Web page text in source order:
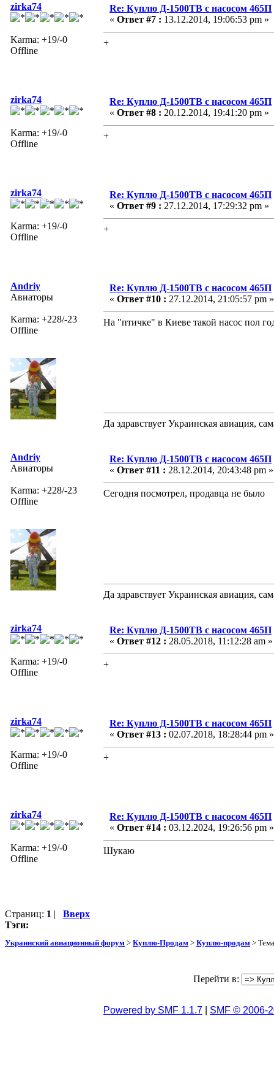
zirka74
Karma: +19/-0
Offline
Re: Куплю Д-1500ТВ с насосом 465П
« Ответ #7 : 13.12.2014, 19:06:53 pm »
+
zirka74
Karma: +19/-0
Offline
Re: Куплю Д-1500ТВ с насосом 465П
« Ответ #8 : 20.12.2014, 19:41:20 pm »
+
zirka74
Karma: +19/-0
Offline
Re: Куплю Д-1500ТВ с насосом 465П
« Ответ #9 : 27.12.2014, 17:29:32 pm »
+
Andriy
Авиаторы
Karma: +228/-23
Offline
Re: Куплю Д-1500ТВ с насосом 465П
« Ответ #10 : 27.12.2014, 21:05:57 pm »
На "птичке" в Киеве такой насос пол
Да здравствует Украинская авиация,
Andriy
Авиаторы
Karma: +228/-23
Offline
Re: Куплю Д-1500ТВ с насосом 465П
« Ответ #11 : 28.12.2014, 20:43:48 pm »
Сегодня посмотрел, продавца не было
Да здравствует Украинская авиация,
zirka74
Karma: +19/-0
Offline
Re: Куплю Д-1500ТВ с насосом 465П
« Ответ #12 : 28.05.2018, 11:12:28 am »
+
zirka74
Karma: +19/-0
Offline
Re: Куплю Д-1500ТВ с насосом 465П
« Ответ #13 : 02.07.2018, 18:28:44 pm »
+
zirka74
Karma: +19/-0
Offline
Re: Куплю Д-1500ТВ с насосом 465П
« Ответ #14 : 03.12.2024, 19:26:56 pm »
Шукаю
Страниц: 1 | Вверх
Тэги:
Украинский авиационный форум > Куплю-Продам > Куплю-продам >
Перейти в:
Powered by SMF 1.1.7 SMF © 2006-